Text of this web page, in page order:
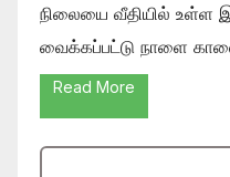
நிலையை வீதியில் உள்ள
வைக்கப்பட்டு நாளை
Read More